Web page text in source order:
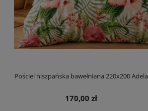
Pościel hiszpańska bawełniana 220x200 Adela
170,00 zł